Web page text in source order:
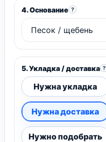
4. Основание ?
5. Укладка / доставка ?
Нужна укладка
Нужна доставка
Нужно подобрать